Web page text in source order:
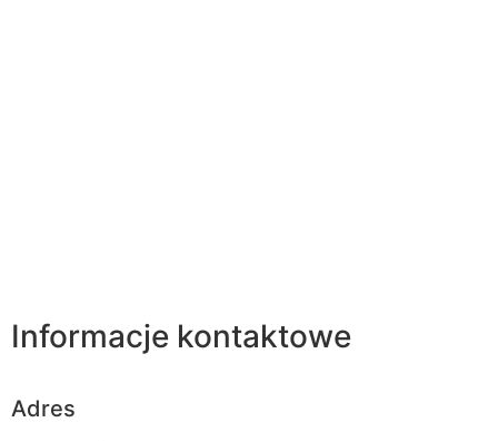
Informacje kontaktowe
Adres